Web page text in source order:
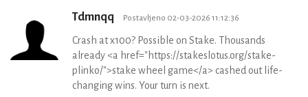
Tdmnqq Postavljeno 02-03-2026 11:12:36
Crash at x100? Possible on Stake. Thousands
already <a href="https://stakeslotus.org/stake-
plinko/">stake wheel game</a> cashed out life-
changing wins. Your turn is next.